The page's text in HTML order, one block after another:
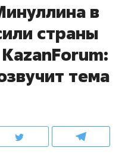
в
страны
тема